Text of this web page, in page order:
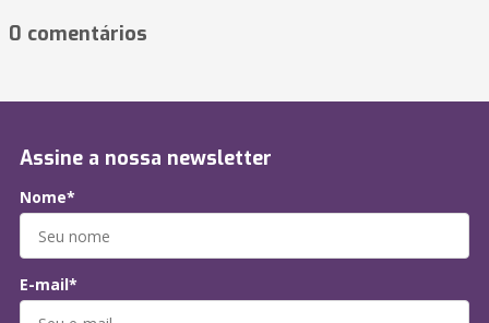
0 comentários
Assine a nossa newsletter
Nome*
E-mail*